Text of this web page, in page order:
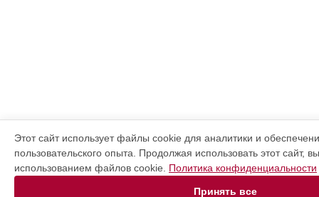
Этот сайт использует файлы cookie для аналитики и
пользовательского опыта. Продолжая использовать этот сайт,
использованием файлов cookie. Политика конфиденциальности
Принять все